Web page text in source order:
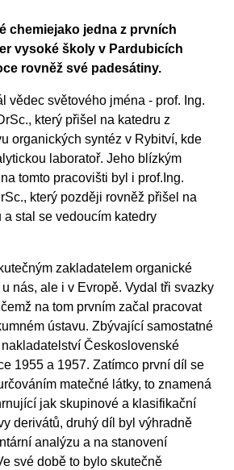
chemiejako jedna z prvních
vysoké školy v Pardubicích
rovněž své padesátiny.
vědec světového jména - prof. Ing.
který přišel na katedru z
organických syntéz v Rybitví, kde
laboratoř. Jeho blízkým
tomto pracovišti byl i prof.Ing.
který později rovněž přišel na
stal se vedoucím katedry
zakladatelem organické
nás, ale i v Evropě. Vydal tři svazky
na tom prvním začal pracovat
ústavu. Zbývající samostatné
Československé
1955 a 1957. Zatímco první díl se
matečné látky, to znamená
jak skupinové a klasifikační
derivátů, druhý díl byl výhradně
analýzu a na stanovení
své době to bylo skutečně